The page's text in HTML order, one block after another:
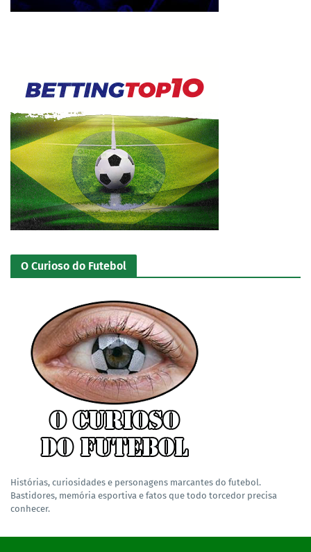
O Curioso do Futebol
Histórias, curiosidades e personagens marcantes do futebol.
Bastidores, memória esportiva e fatos que todo torcedor precisa
conhecer.